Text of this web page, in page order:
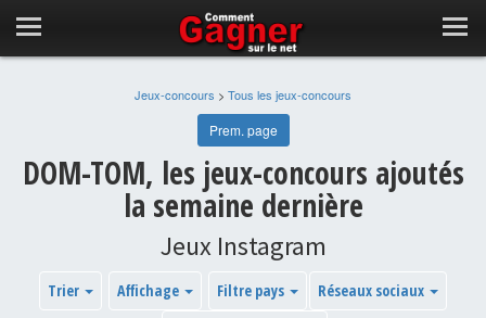
Jeux-concours > Tous les jeux-concours
Prem. page
DOM-TOM, les jeux-concours ajoutés
la semaine dernière
Jeux Instagram
Trier Affichage Filtre pays
Réseaux sociaux